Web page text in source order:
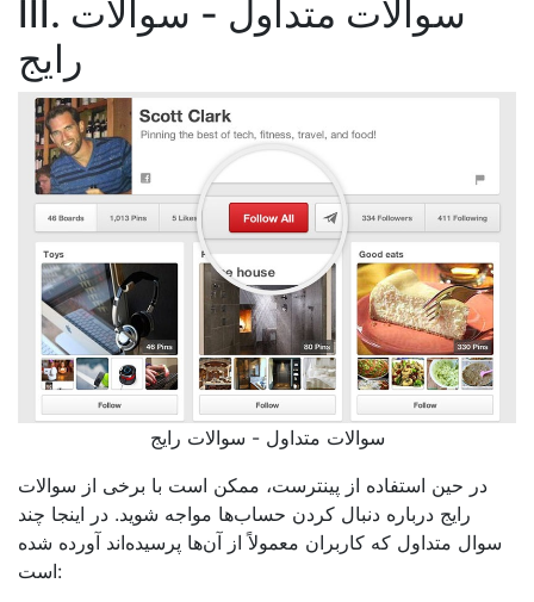
III. سوالات متداول - سوالات
رایج
سوالات متداول - سوالات رایج
در حین استفاده از پینترست، ممکن است با برخی از سوالات
رایج درباره دنبال کردن حساب‌ها مواجه شوید. در اینجا چند
سوال متداول که کاربران معمولاً از آن‌ها پرسیده‌اند آورده شده
است: